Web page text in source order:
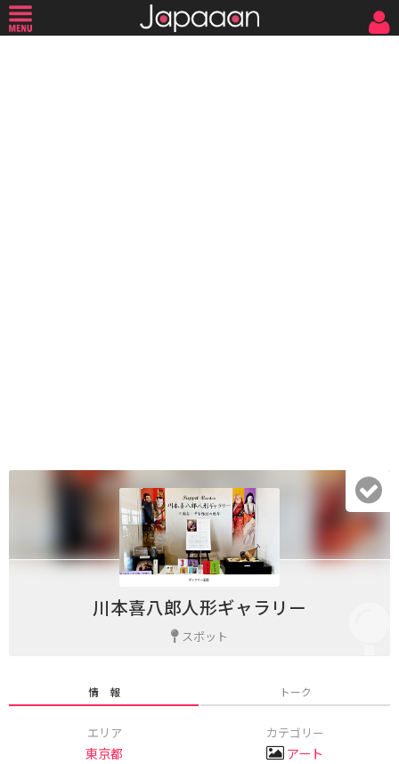
川本喜八郎人形ギャラリー
スポット
情 報 トーク
エリア
東京都
カテゴリー
アート